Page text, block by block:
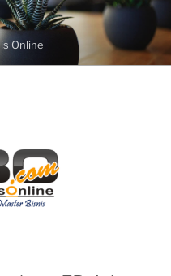
Online